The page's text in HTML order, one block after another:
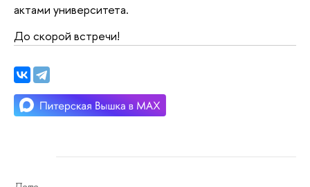
актами университета.
До скорой встречи!